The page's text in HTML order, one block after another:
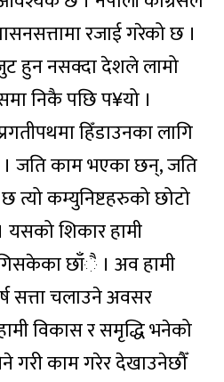
रजाई गरेको छ ।
हुन नसक्दा देशले लामो
निकै पछि प¥यो ।
हिँडाउनका लागि
जति काम भएका छन्, जति
कम्युनिष्टहरुको छोटो
यसको शिकार हामी
छाँै । अव हामी
सत्ता चलाउने अवसर
विकास र समृद्धि भनेको
गरी काम गरेर देखाउनेछौँ